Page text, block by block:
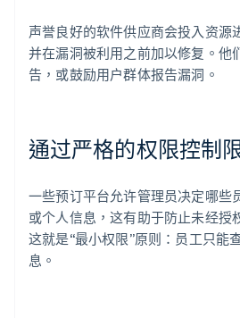
声誉良好的软件供应商会投入资源
并在漏洞被利用之前加以修复。他
告，或鼓励用户群体报告漏洞。
通过严格的权限控制
一些预订平台允许管理员决定哪些
或个人信息，这有助于防止未经授
这就是“最小权限”原则：员工只能
息。